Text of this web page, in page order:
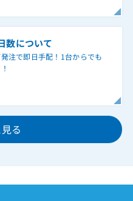
数について
注で即日手配！1台からでも
る